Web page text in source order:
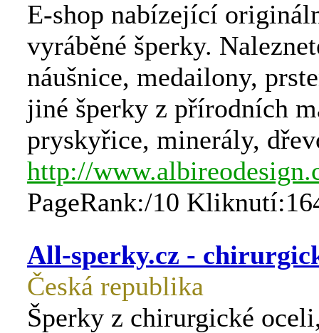
E-shop nabízející
vyráběné šperky.
náušnice, medailony,
jiné šperky z přírodních
pryskyřice, minerály,
http://
PageRank:/10
All-sperky.cz -
Česká republika
Šperky z chirurgické